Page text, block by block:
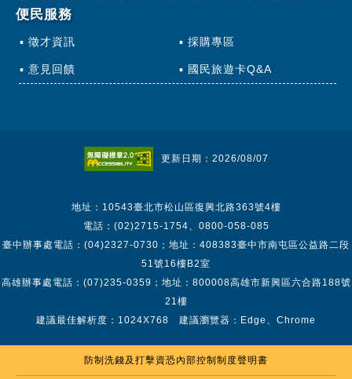
便民服務
徵才資訊 採購專區
意見回饋 國民旅遊卡Q&A
更新日期：2026/08/07
地址：10543臺北市松山區復興北路363號4樓
電話：(02)2715-1754、0800-058-085
臺中辦事處電話：(04)2327-0730；地址：408383臺中市南屯區公益路二段
51號16樓B2室
高雄辦事處電話：(07)235-0359；地址：800008高雄市新興區六合路188號
21樓
建議最佳解析度：1024X768 建議瀏覽器：Edge、Chrome
防制洗錢及打擊資恐內部控制制度聲明書